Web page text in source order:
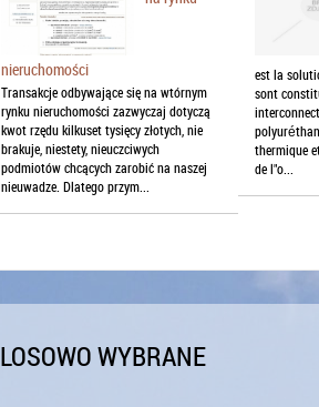
nieruchomości
Transakcje odbywające się na wtórnym
rynku nieruchomości zazwyczaj dotyczą
kwot rzędu kilkuset tysięcy złotych, nie
brakuje, niestety, nieuczciwych
podmiotów chcących zarobić na naszej
nieuwadze. Dlatego przym...
est la
sont
thermique
de l"o...
LOSOWO WYBRANE